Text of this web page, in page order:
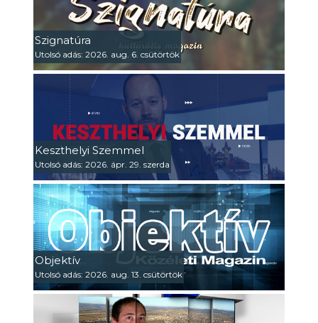
Szignatúra
Utolsó adás: 2026. aug. 6. csütörtök
Keszthelyi Szemmel
Utolsó adás: 2026. ápr. 29. szerda
Objektív
Utolsó adás: 2026. aug. 13. csütörtök